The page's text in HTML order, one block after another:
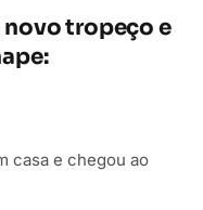
tropeço e
casa e chegou ao